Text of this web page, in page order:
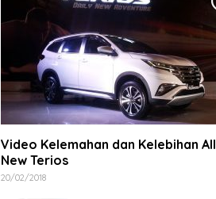
Video Kelemahan dan Kelebihan All
New Terios
20/02/2018